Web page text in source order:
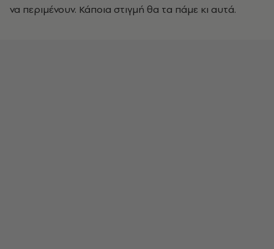
να περιμένουν. Κάποια στιγμή θα τα πάμε κι αυτά.